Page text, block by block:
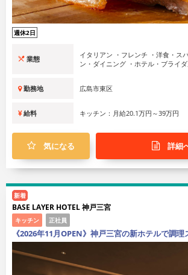
週休2日
業態
イタリアン ・フレンチ ・洋食・ス
ン・ダイニング ・ホテル・ブライ
勤務地 広島市東区
給料 キッチン：月給20.1万円～39万円
気になる 詳細
新着
BASE LAYER HOTEL 神戸三宮
キッチン 正社員
《2026年11月OPEN》神戸三宮の新ホテルで調